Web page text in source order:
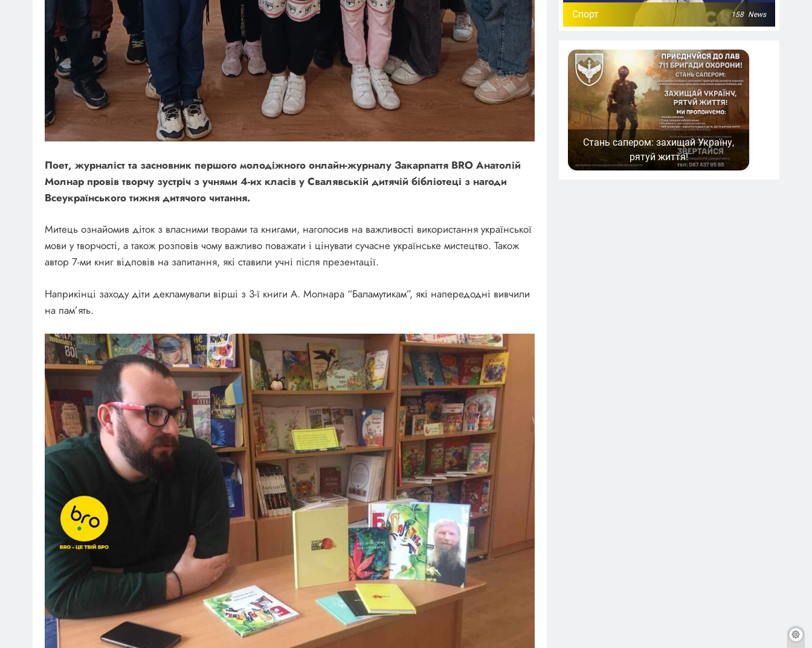
Поет, журналіст та засновник першого молодіжного онлайн-журналу Закарпаття BRO Анатолій
Молнар провів творчу зустріч з учнями 4-их класів у Свалявській дитячій бібліотеці з нагоди
Всеукраїнського тижня дитячого читання.
Митець ознайомив діток з власними творами та книгами, наголосив на важливості використання української
мови у творчості, а також розповів чому важливо поважати і цінувати сучасне українське мистецтво. Також
автор 7-ми книг відповів на запитання, які ставили учні після презентації.
Наприкінці заходу діти декламували вірші з 3-ї книги А. Молнара “Баламутикам”, які напередодні вивчили
на пам’ять.
Спорт 158 News
Стань сапером: захищай Україну,
рятуй життя!